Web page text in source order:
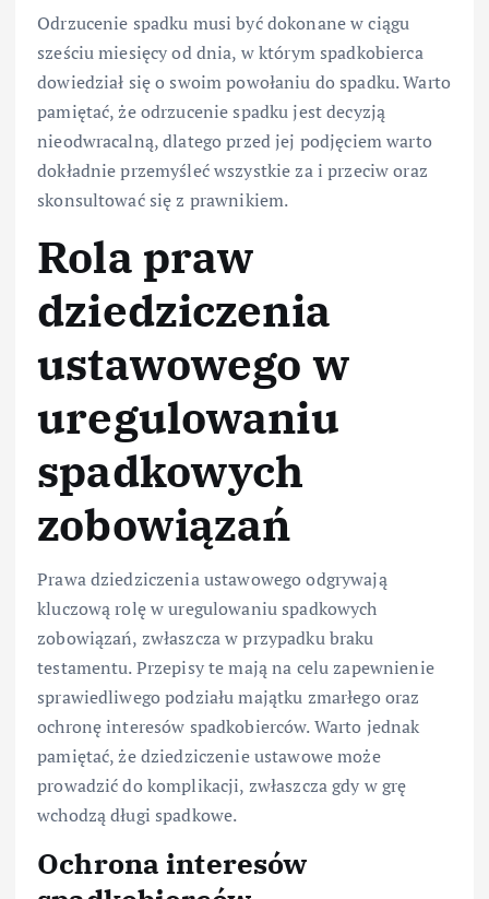
Odrzucenie spadku musi być dokonane w ciągu
sześciu miesięcy od dnia, w którym spadkobierca
dowiedział się o swoim powołaniu do spadku. Warto
pamiętać, że odrzucenie spadku jest decyzją
nieodwracalną, dlatego przed jej podjęciem warto
dokładnie przemyśleć wszystkie za i przeciw oraz
skonsultować się z prawnikiem.
Rola praw
dziedziczenia
ustawowego w
uregulowaniu
spadkowych
zobowiązań
Prawa dziedziczenia ustawowego odgrywają
kluczową rolę w uregulowaniu spadkowych
zobowiązań, zwłaszcza w przypadku braku
testamentu. Przepisy te mają na celu zapewnienie
sprawiedliwego podziału majątku zmarłego oraz
ochronę interesów spadkobierców. Warto jednak
pamiętać, że dziedziczenie ustawowe może
prowadzić do komplikacji, zwłaszcza gdy w grę
wchodzą długi spadkowe.
Ochrona interesów